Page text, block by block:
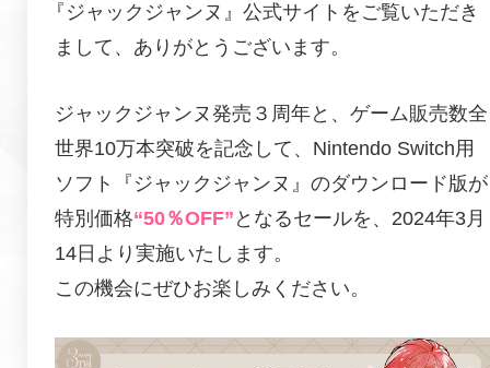
『 ジャックジャンヌ 』公式サイトをご覧いただき
まして、ありがとうございます。
ジャックジャンヌ発売３周年と、ゲーム販売数全
世界10万本突破を記念して、Nintendo Switch用
ソフト『ジャックジャンヌ』のダウンロード版が
特別価格“50％OFF” となるセールを、2024年3月
14日より実施いたします。
この機会にぜひお楽しみください。